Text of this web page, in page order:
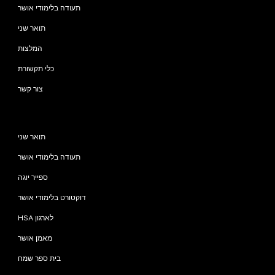
תעודה בלימודי אושר
תואר שני
המלצות
כלי תקשורת
צור קשר
תואר שני
תעודה בלימודי אושר
ספייר יוגה
דוקטורט בלימודי אושר
HSA לארגון
מאמן אושר
בית ספר שמח